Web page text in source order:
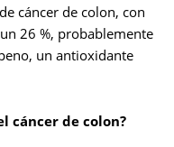
cáncer de colon, con
26 %, probablemente
un antioxidante
cáncer de colon?